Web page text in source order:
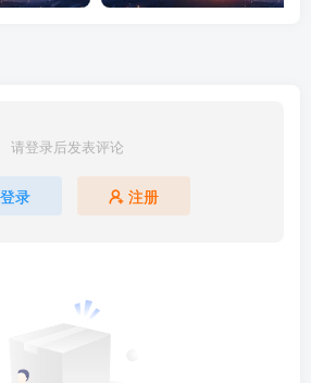
请登录后发表评论
登录 注册